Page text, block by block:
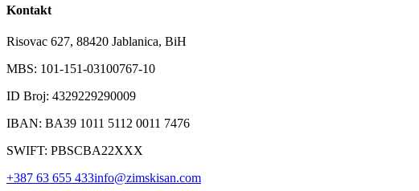
Kontakt
Risovac 627, 88420 Jablanica, BiH
MBS: 101-151-03100767-10
ID Broj: 4329229290009
IBAN: BA39 1011 5112 0011 7476
SWIFT: PBSCBA22XXX
+387 63 655 433info@zimskisan.com